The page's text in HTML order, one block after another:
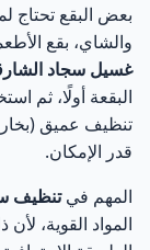
بعض البقع تحتاج
والشاي، بقع
غسيل سجاد
البقعة أولًا، ثم
تنظيف عميق (بخار
قدر الإمكان.
المهم فيتنظيف
المواد القوية،